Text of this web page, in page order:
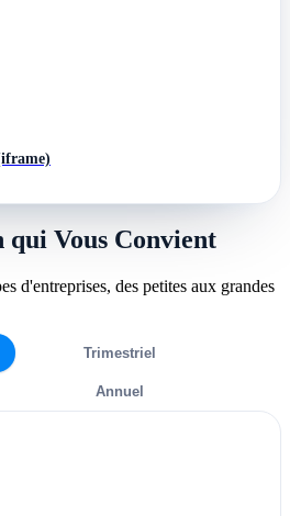
qui Vous Convient
d'entreprises, des petites aux grandes
Trimestriel
Annuel